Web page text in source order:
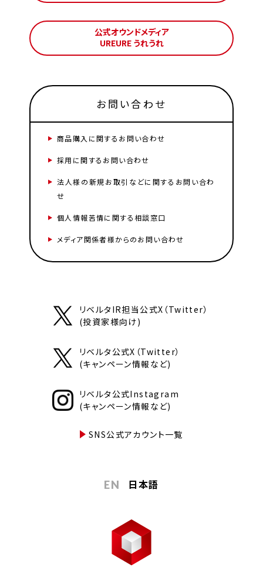
公式オウンドメディア
UREURE うれうれ
お問い合わせ
商品購入に関するお問い合わせ
採用に関するお問い合わせ
法人様の新規お取引などに関するお問い合わ
せ
個人情報苦情に関する相談窓口
メディア関係者様からのお問い合わせ
リベルタIR担当公式X（Twitter）
(投資家様向け)
リベルタ公式X（Twitter）
(キャンペーン情報など)
リベルタ公式Instagram
(キャンペーン情報など)
SNS公式アカウント一覧
EN 日本語